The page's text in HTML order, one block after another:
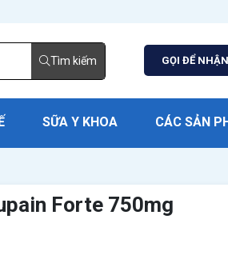
Tìm kiếm GỌI ĐỂ
SỮA Y KHOA CÁC SẢN
Forte 750mg